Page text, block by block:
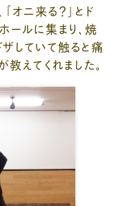
オニ来る？」とド
ールに集まり、焼
していて触ると痛
えてくれました。